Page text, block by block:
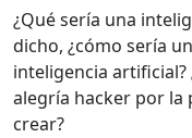
¿Qué sería una
dicho, ¿cómo sería
inteligencia artificial?
alegría hacker por la
crear?